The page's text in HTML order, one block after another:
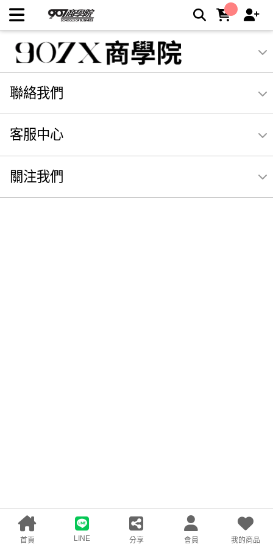
公司電話：02-29961897 | 907X商學院
聯絡我們
客服中心
關注我們
首頁 LINE 分享 會員 我的商品